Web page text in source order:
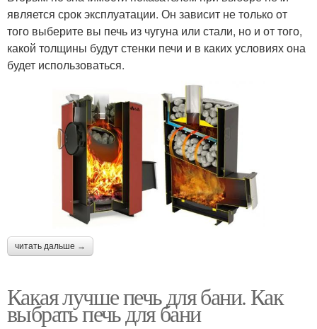
является срок эксплуатации. Он зависит не только от
того выберите вы печь из чугуна или стали, но и от того,
какой толщины будут стенки печи и в каких условиях она
будет использоваться.
читать дальше →
Какая лучше печь для бани. Как
выбрать печь для бани